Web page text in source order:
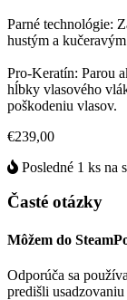
Parné technológie:
hustým a
Pro-Keratín: Parou
hĺbky vlasového
poškodeniu vlasov.
€239,00
Posledné 1 ks na
Časté otázky
Môžem do
Odporúča sa
predišli